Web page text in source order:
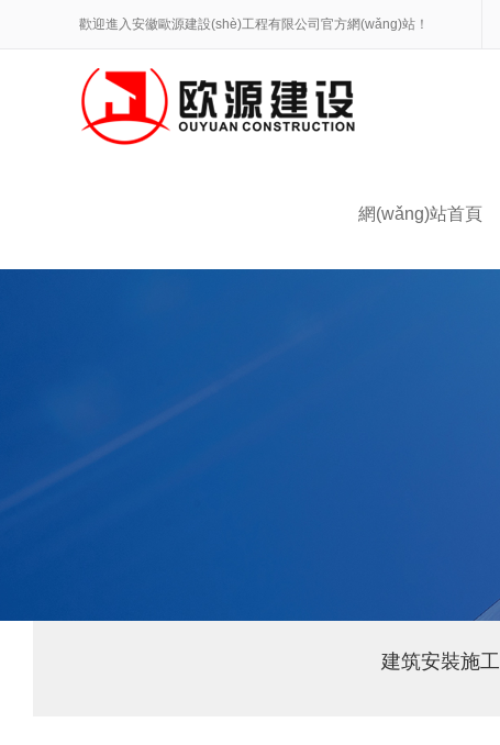
歡迎進入安徽歐源建設(shè)工程有限公司官方網(wǎng)站！
網(wǎng)站首頁
建筑安裝施工